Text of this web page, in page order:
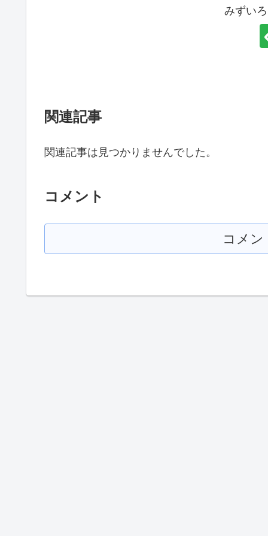
みずい
関連記事
関連記事は見つかりませんでした。
コメント
コメン